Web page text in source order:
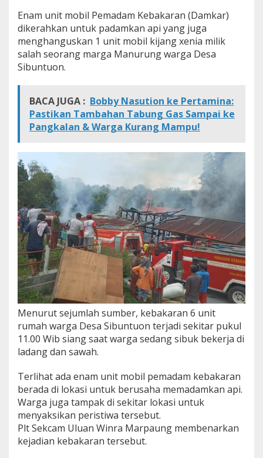
n
D
l
a
S
i
J
a
o
r
h
Enam unit mobil Pemadam Kebakaran (Damkar)
dikerahkan untuk padamkan api yang juga
menghanguskan 1 unit mobil kijang xenia milik
salah seorang marga Manurung warga Desa
Sibuntuon.
BACA JUGA : Bobby Nasution ke Pertamina:
Pastikan Tambahan Tabung Gas Sampai ke
Pangkalan & Warga Kurang Mampu!
Menurut sejumlah sumber, kebakaran 6 unit
rumah warga Desa Sibuntuon terjadi sekitar pukul
11.00 Wib siang saat warga sedang sibuk bekerja di
ladang dan sawah.
Terlihat ada enam unit mobil pemadam kebakaran
berada di lokasi untuk berusaha memadamkan api.
Warga juga tampak di sekitar lokasi untuk
menyaksikan peristiwa tersebut.
Plt Sekcam Uluan Winra Marpaung membenarkan
kejadian kebakaran tersebut.